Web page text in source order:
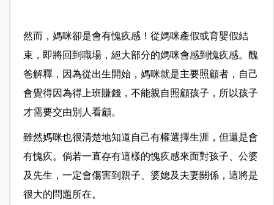
然而，媽咪卻是會有愧疚感！從媽咪產假或育嬰假結
束，即將回到職場，絕大部分的媽咪會感到愧疚感。醜
爸解釋，因為從出生開始，媽咪就是主要照顧者，自己
會覺得因為得上班賺錢，不能親自照顧孩子，所以孩子
才需要交由別人看顧。
雖然媽咪也很清楚地知道自己有權選擇生涯，但還是會
有愧疚。倘若一直存有這樣的愧疚感來面對孩子、公婆
及先生，一定會傷害到親子、婆媳及夫妻關係，這將是
很大的問題所在。